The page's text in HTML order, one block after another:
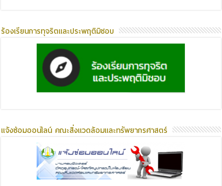
ร้องเรียนการทุจริตและประพฤติมิชอบ
แจ้งซ่อมออนไลน์ คณะสิ่งแวดล้อมและทรัพยากรศาสตร์